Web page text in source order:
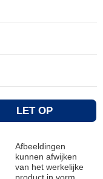
LET OP
Afbeeldingen
kunnen afwijken
van het werkelijke